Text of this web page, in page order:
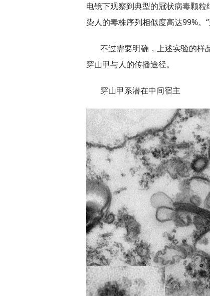
电镜下观察到典型的冠状病毒颗
染人的毒株序列相似度高达99%。
不过需要明确，上述实验的样
穿山甲与人的传播途径。
穿山甲系潜在中间宿主